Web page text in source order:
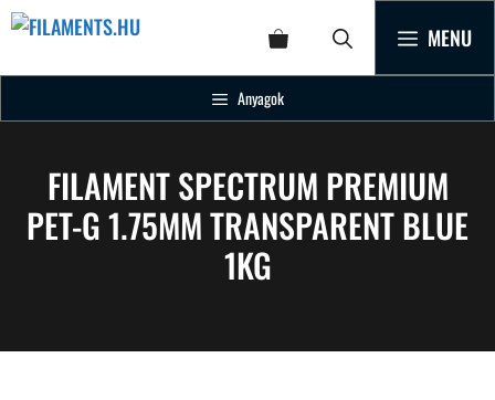
MENU
Anyagok
FILAMENT SPECTRUM PREMIUM
PET-G 1.75MM TRANSPARENT BLUE
1KG